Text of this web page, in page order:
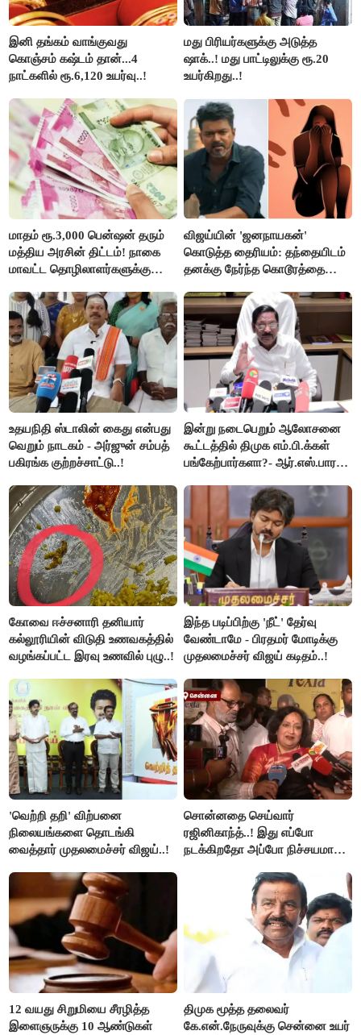
இனி தங்கம் வாங்குவது
கொஞ்சம் கஷ்டம் தான்...4
நாட்களில் ரூ.6,120 உயர்வு..!
மது பிரியர்களுக்கு அடுத்த
ஷாக்..! மது பாட்டிலுக்கு ரூ.20
உயர்கிறது..!
மாதம் ரூ.3,000 பென்ஷன் தரும்
மத்திய அரசின் திட்டம்! நாகை
மாவட்ட தொழிலாளர்களுக்கு
செய்தி!
விஜய்யின் 'ஜனநாயகன்'
கொடுத்த தைரியம்: தந்தையிடம்
தனக்கு நேர்ந்த கொடூரத்தை
உதயநிதி ஸ்டாலின் கைது என்பது
வெறும் நாடகம் - அர்ஜுன் சம்பத்
பகிரங்க குற்றச்சாட்டு..!
இன்று நடைபெறும் ஆலோசனை
கூட்டத்தில் திமுக எம்.பி.க்கள்
பங்கேற்பார்களா?- ஆர்.எஸ்.பாரதி
கோவை ஈச்சனாரி தனியார்
கல்லூரியின் விடுதி உணவகத்தில்
வழங்கப்பட்ட இரவு உணவில் புழு..!
இந்த படிப்பிற்கு 'நீட்' தேர்வு
வேண்டாமே - பிரதமர் மோடிக்கு
முதலமைச்சர் விஜய் கடிதம்..!
'வெற்றி தறி' விற்பனை
நிலையங்களை தொடங்கி
வைத்தார் முதலமைச்சர் விஜய்..!
சொன்னதை செய்வார்
ரஜினிகாந்த்..! இது எப்போ
நடக்கிறதோ அப்போ நிச்சயமாக
ரஜினிகாந்த்..!
12 வயது சிறுமியை சீரழித்த
இளைஞருக்கு 10 ஆண்டுகள்
திமுக மூத்த தலைவர்
கே.என்.நேருவுக்கு சென்னை உயர்